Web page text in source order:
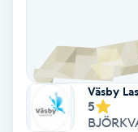
Nagelförlängning
Nagelförlängning
Nagelförstärkning
Väsby
5